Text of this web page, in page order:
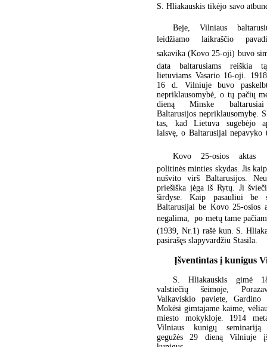
S. Hliakauskis tikėjo savo
Beje, Vilniaus
leidžiamo laikraščio
sakavika (Kovo 25-oji) buvo
data baltarusiams reiškia
lietuviams Vasario 16-oji.
16 d. Vilniuje buvo
nepriklausomybė, o tų pačių
dieną Minske baltarusiai
Baltarusijos nepriklausomybę.
tas, kad Lietuva sugebėjo
laisvę, o Baltarusijai
Kovo 25-osios aktas
politinės minties skydas. Jis
nušvito virš Baltarusijos.
priešiška jėga iš Rytų. Ji
širdyse. Kaip pasauliui be
Baltarusijai be Kovo 25-osios
negalima,  po metų tame
(1939, Nr.1) rašė kun. S.
pasirašęs slapyvardžiu Stasila.
Įšventintas į kunigus
S. Hliakauskis gimė
valstiečių šeimoje,
Valkaviskio paviete, Gardino
Mokėsi gimtajame kaime,
miesto mokykloje. 1914
Vilniaus kunigų
gegužės 29 dieną Vilniuje